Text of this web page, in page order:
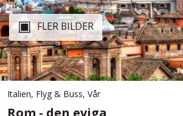
FLER BILDER
Italien, Flyg & Buss, Vår